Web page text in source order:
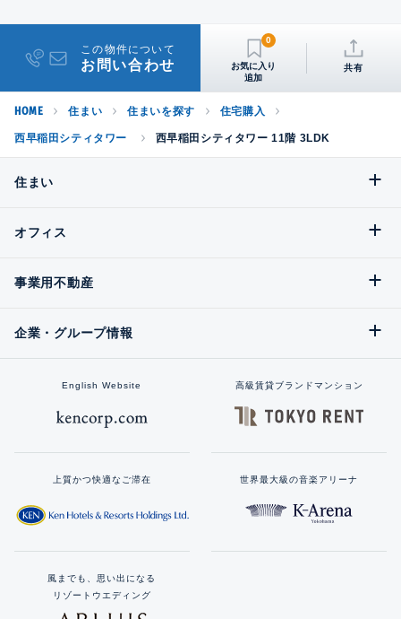
この物件について
お問い合わせ
0
共有
HOME 住まい 住まいを探す 住宅購入
西早稲田シティタワー 西早稲田シティタワー 11階 3LDK
住まい
オフィス
事業用不動産
企業・グループ情報
English Website 高級賃貸ブランドマンション
上質かつ快適なご滞在 世界最大級の音楽アリーナ
風までも、思い出になる
リゾートウエディング